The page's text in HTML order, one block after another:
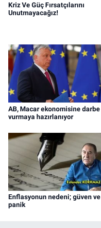
Kriz Ve Güç Fırsatçılarını
Unutmayacağız!
AB, Macar ekonomisine darbe
vurmaya hazırlanıyor
Enflasyonun nedeni; güven ve
panik